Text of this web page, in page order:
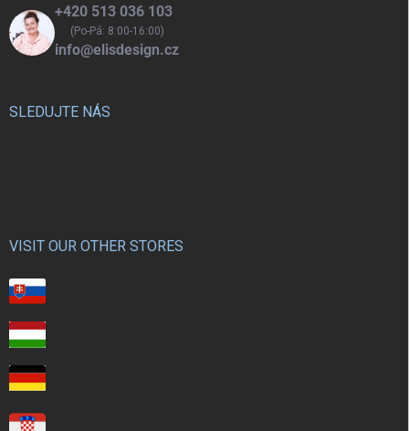
+420 513 036 103
(Po-Pá: 8:00-16:00)
info@elisdesign.cz
SLEDUJTE NÁS
VISIT OUR OTHER STORES